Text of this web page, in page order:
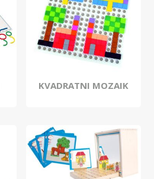
KVADRATNI MOZAIK